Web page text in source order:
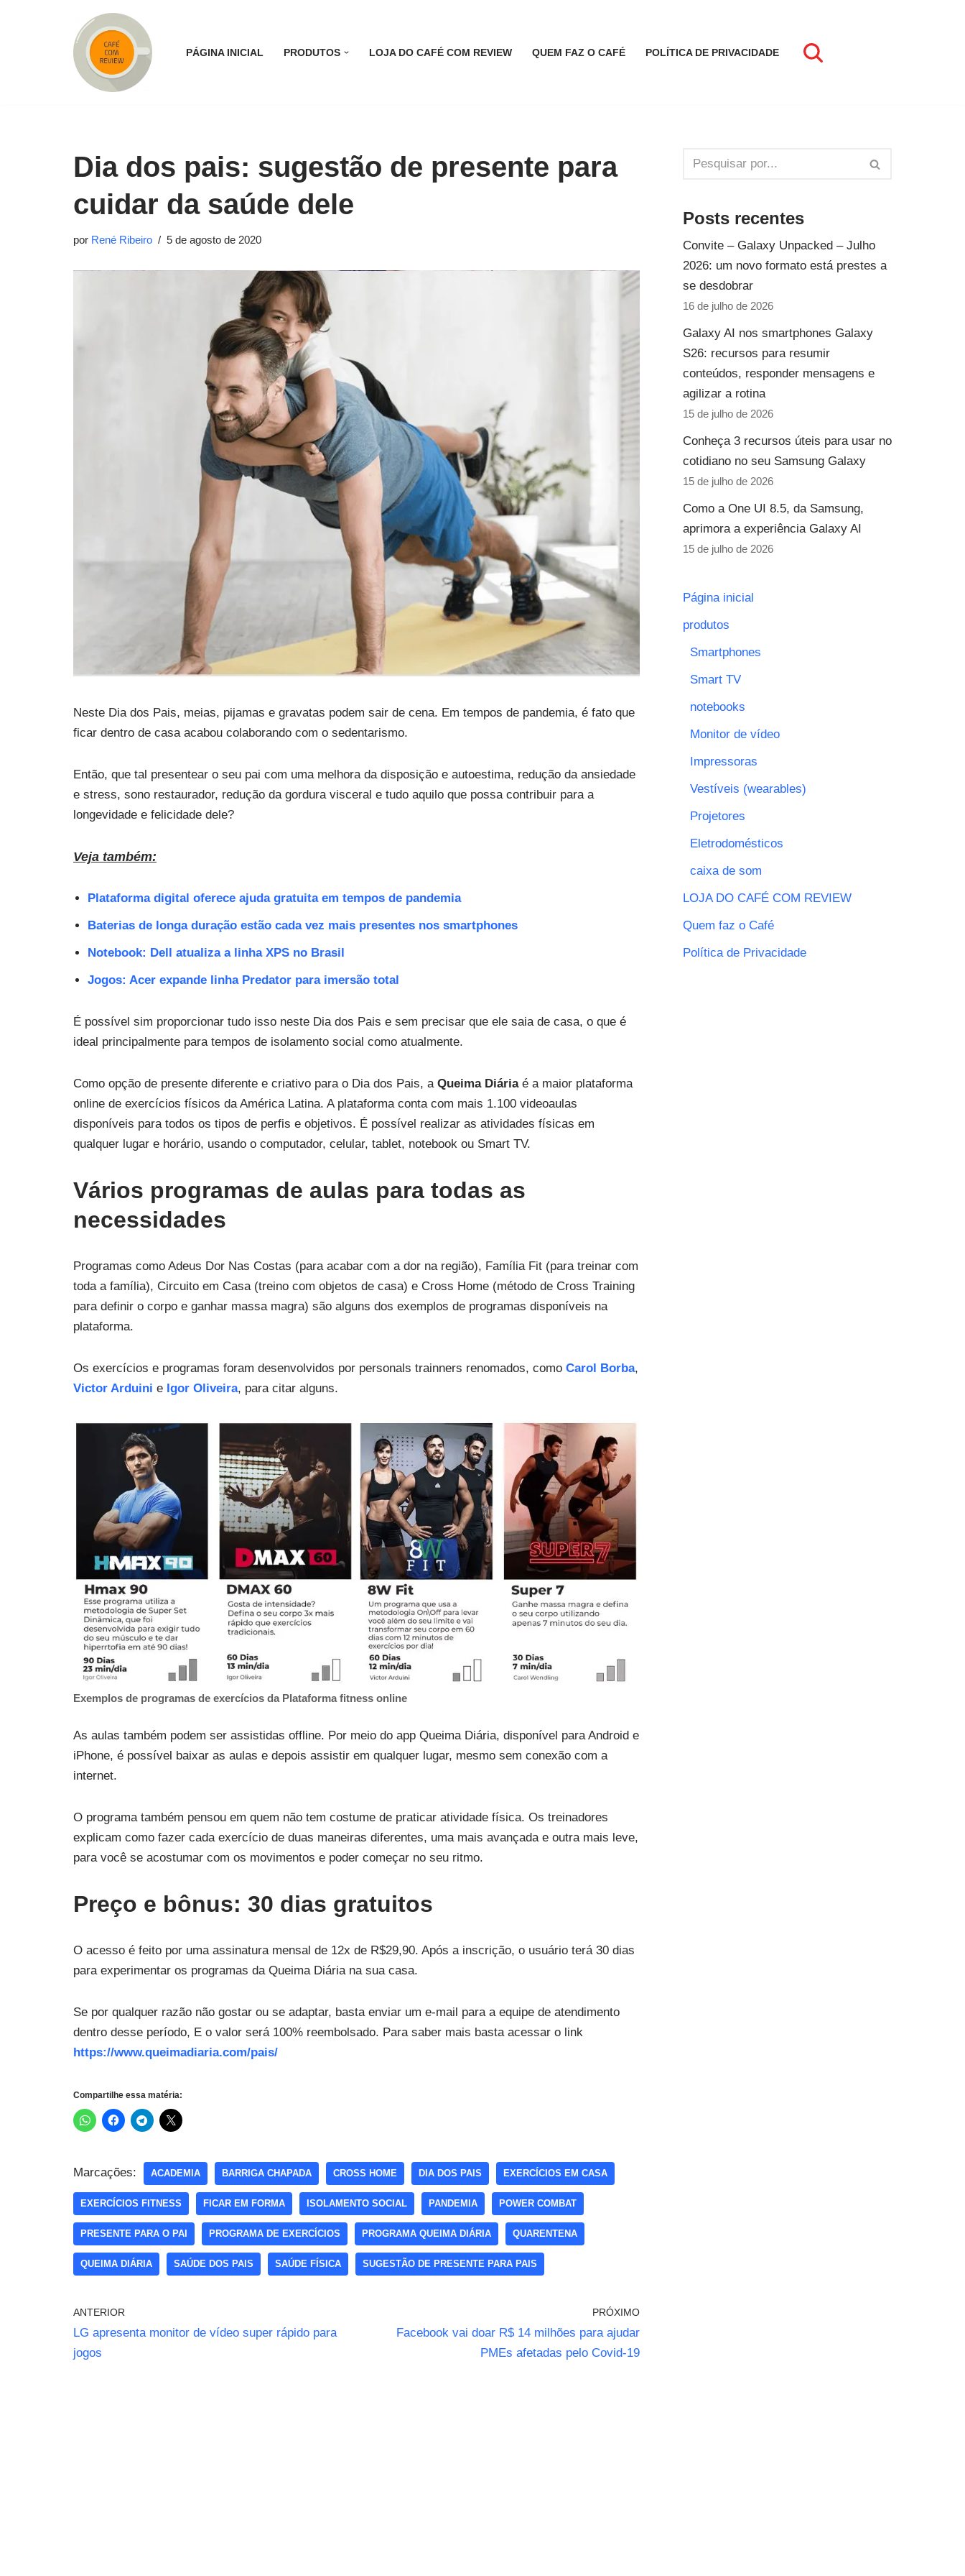
PÁGINA INICIAL PRODUTOS LOJA DO CAFÉ COM REVIEW QUEM FAZ O CAFÉ POLÍTICA DE PRIVACIDADE
Dia dos pais: sugestão de presente para
cuidar da saúde dele
por René Ribeiro 5 de agosto de 2020
Neste Dia dos Pais, meias, pijamas e gravatas podem sair de cena. Em tempos de pandemia, é fato que
ficar dentro de casa acabou colaborando com o sedentarismo.
Então, que tal presentear o seu pai com uma melhora da disposição e autoestima, redução da ansiedade
e stress, sono restaurador, redução da gordura visceral e tudo aquilo que possa contribuir para a
longevidade e felicidade dele?
Veja também:
Plataforma digital oferece ajuda gratuita em tempos de pandemia
Baterias de longa duração estão cada vez mais presentes nos smartphones
Notebook: Dell atualiza a linha XPS no Brasil
Jogos: Acer expande linha Predator para imersão total
É possível sim proporcionar tudo isso neste Dia dos Pais e sem precisar que ele saia de casa, o que é
ideal principalmente para tempos de isolamento social como atualmente.
Como opção de presente diferente e criativo para o Dia dos Pais, a Queima Diáriaé a maior plataforma
online de exercícios físicos da América Latina. A plataforma conta com mais 1.100 videoaulas
disponíveis para todos os tipos de perfis e objetivos. É possível realizar as atividades físicas em
qualquer lugar e horário, usando o computador, celular, tablet, notebook ou Smart TV.
Vários programas de aulas para todas as
necessidades
Programas como Adeus Dor Nas Costas (para acabar com a dor na região), Família Fit (para treinar com
toda a família), Circuito em Casa (treino com objetos de casa) e Cross Home (método de Cross Training
para definir o corpo e ganhar massa magra) são alguns dos exemplos de programas disponíveis na
plataforma.
Os exercícios e programas foram desenvolvidos por personals trainners renomados, como Carol Borba,
Victor Arduini e Igor Oliveira, para citar alguns.
Exemplos de programas de exercícios da Plataforma fitness online
As aulas também podem ser assistidas offline. Por meio do app Queima Diária, disponível para Android e
iPhone, é possível baixar as aulas e depois assistir em qualquer lugar, mesmo sem conexão com a
internet.
O programa também pensou em quem não tem costume de praticar atividade física. Os treinadores
explicam como fazer cada exercício de duas maneiras diferentes, uma mais avançada e outra mais leve,
para você se acostumar com os movimentos e poder começar no seu ritmo.
Preço e bônus: 30 dias gratuitos
O acesso é feito por uma assinatura mensal de 12x de R$29,90. Após a inscrição, o usuário terá 30 dias
para experimentar os programas da Queima Diária na sua casa.
Se por qualquer razão não gostar ou se adaptar, basta enviar um e-mail para a equipe de atendimento
dentro desse período, E o valor será 100% reembolsado. Para saber mais basta acessar o link
https://www.queimadiaria.com/pais/
Compartilhe essa matéria:
Marcações: ACADEMIA BARRIGA CHAPADA CROSS HOME DIA DOS PAIS EXERCÍCIOS EM CASA
EXERCÍCIOS FITNESS FICAR EM FORMA ISOLAMENTO SOCIAL PANDEMIA POWER COMBAT
PRESENTE PARA O PAI PROGRAMA DE EXERCÍCIOS PROGRAMA QUEIMA DIÁRIA QUARENTENA
QUEIMA DIÁRIA SAÚDE DOS PAIS SAÚDE FÍSICA SUGESTÃO DE PRESENTE PARA PAIS
ANTERIOR
LG apresenta monitor de vídeo super rápido para
jogos
PRÓXIMO
Facebook vai doar R$ 14 milhões para ajudar
PMEs afetadas pelo Covid-19
Posts recentes
Convite – Galaxy Unpacked – Julho
2026: um novo formato está prestes a
se desdobrar
16 de julho de 2026
Galaxy AI nos smartphones Galaxy
S26: recursos para resumir
conteúdos, responder mensagens e
agilizar a rotina
15 de julho de 2026
Conheça 3 recursos úteis para usar no
cotidiano no seu Samsung Galaxy
15 de julho de 2026
Como a One UI 8.5, da Samsung,
aprimora a experiência Galaxy AI
15 de julho de 2026
Página inicial
produtos
Smartphones
Smart TV
notebooks
Monitor de vídeo
Impressoras
Vestíveis (wearables)
Projetores
Eletrodomésticos
caixa de som
LOJA DO CAFÉ COM REVIEW
Quem faz o Café
Política de Privacidade